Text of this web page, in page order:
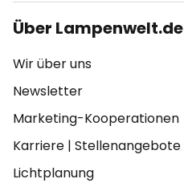
Über Lampenwelt.de
Wir über uns
Newsletter
Marketing-Kooperationen
Karriere | Stellenangebote
Lichtplanung